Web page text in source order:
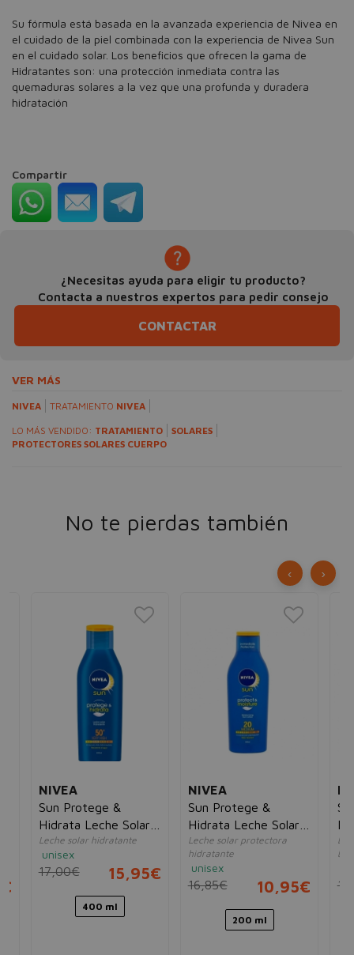
Su fórmula está basada en la avanzada experiencia de Nivea en
el cuidado de la piel combinada con la experiencia de Nivea Sun
en el cuidado solar. Los beneficios que ofrecen la gama de
Hidratantes son: una protección inmediata contra las
quemaduras solares a la vez que una profunda y duradera
hidratación
Compartir
¿Necesitas ayuda para eligir tu producto?
Contacta a nuestros expertos para pedir consejo
CONTACTAR
VER MÁS
NIVEA TRATAMIENTO NIVEA
LO MÁS VENDIDO: TRATAMIENTO
SOLARES
PROTECTORES SOLARES CUERPO
No te pierdas también
NIVEA
Sun Protege &
Hidrata Leche Solar
SPF50
Leche solar hidratante
unisex
17,00€ 15,95€
400 ml
NIVEA
Sun Protege &
Hidrata Leche Solar
SPF20
Leche solar protectora
hidratante
unisex
16,85€ 10,95€
200 ml
‹ ›